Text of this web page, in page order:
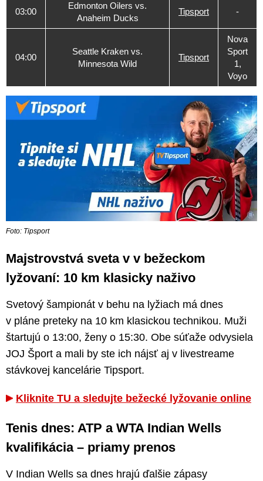
03:00
Edmonton Oilers vs.
Anaheim Ducks
Tipsport -
04:00
Seattle Kraken vs.
Minnesota Wild
Tipsport
Nova
Sport
1,
Voyo
Foto: Tipsport
Majstrovstvá sveta v v bežeckom
lyžovaní: 10 km klasicky naživo
Svetový šampionát v behu na lyžiach má dnes
v pláne preteky na 10 km klasickou technikou. Muži
štartujú o 13:00, ženy o 15:30. Obe súťaže odvysiela
JOJ Šport a mali by ste ich nájsť aj v livestreame
stávkovej kancelárie Tipsport.
Kliknite TU a sledujte bežecké lyžovanie online
Tenis dnes: ATP a WTA Indian Wells
kvalifikácia – priamy prenos
V Indian Wells sa dnes hrajú ďalšie zápasy